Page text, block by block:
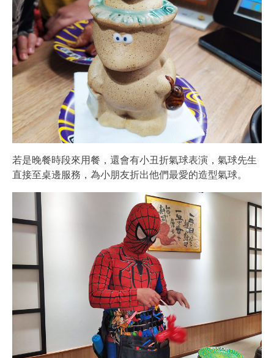
若是晚餐時段來用餐，還會有小丑折氣球表演，氣球先生
直接至桌邊服務，為小朋友折出他們最愛的造型氣球。